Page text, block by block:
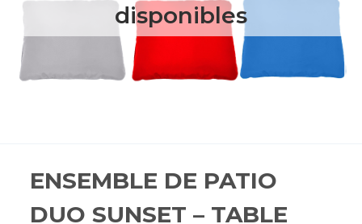
disponibles
ENSEMBLE DE PATIO
DUO SUNSET – TABLE